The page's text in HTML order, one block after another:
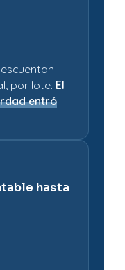
por lote. El
entró
hasta